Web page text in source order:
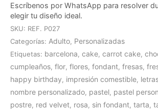
Escríbenos por WhatsApp para resolver
elegir tu diseño ideal.
SKU: REF. P027
Categorías: Adulto Personalizadas
Etiquetas: barcelona cake carrot cake
cumpleaños flor flores fondant fresas
happy birthday impresión comestible
nombre personalizado pastel pastel
postre red velvet rosa sin fondant tarta